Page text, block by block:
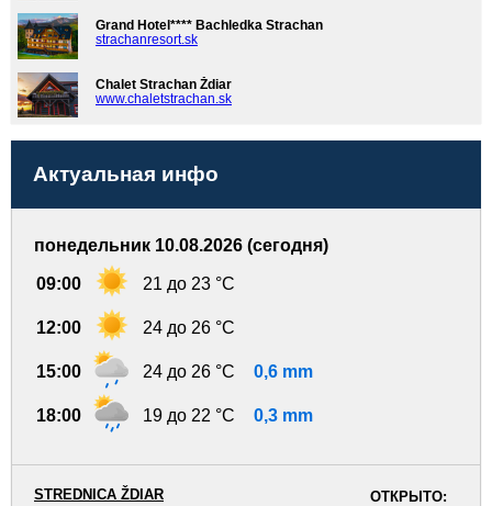
Grand Hotel**** Bachledka Strachan
strachanresort.sk
Chalet Strachan Ždiar
www.chaletstrachan.sk
Актуальная инфо
понедельник 10.08.2026 (сегодня)
09:00 21 до 23 °C
12:00 24 до 26 °C
15:00 24 до 26 °C 0,6 mm
18:00 19 до 22 °C 0,3 mm
ОТКРЫТО:
STREDNICA ŽDIAR